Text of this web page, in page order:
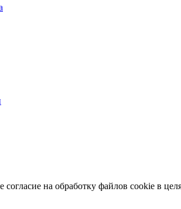
на обработку файлов cookie в